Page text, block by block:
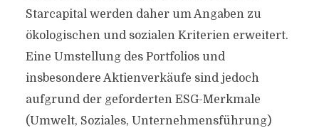
Starcapital werden daher um Angaben zu
ökologischen und sozialen Kriterien erweitert.
Eine Umstellung des Portfolios und
insbesondere Aktienverkäufe sind jedoch
aufgrund der geforderten ESG-Merkmale
(Umwelt, Soziales, Unternehmensführung)